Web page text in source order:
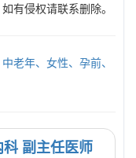
有侵权请联系删除。
老年、女性、孕前、
副主任医师